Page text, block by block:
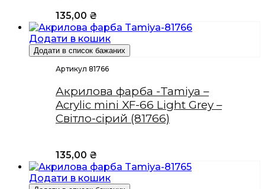
135,00 ₴
Додати в кошик
Додати в список бажаних
Артикул 81766
Акрилова фарба -Tamiya –
Acrylic mini XF-66 Light Grey –
Світло-сірий (81766)
135,00 ₴
Додати в кошик